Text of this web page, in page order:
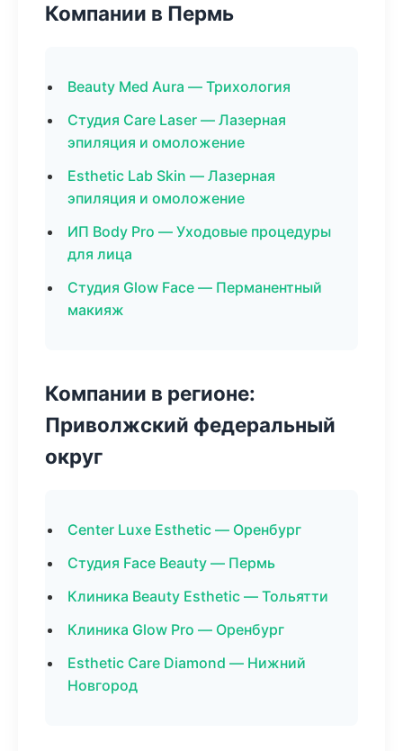
Компании в Пермь
Beauty Med Aura — Трихология
Студия Care Laser — Лазерная
эпиляция и омоложение
Esthetic Lab Skin — Лазерная
эпиляция и омоложение
ИП Body Pro — Уходовые процедуры
для лица
Студия Glow Face — Перманентный
макияж
Компании в регионе:
Приволжский федеральный
округ
Center Luxe Esthetic — Оренбург
Студия Face Beauty — Пермь
Клиника Beauty Esthetic — Тольятти
Клиника Glow Pro — Оренбург
Esthetic Care Diamond — Нижний
Новгород